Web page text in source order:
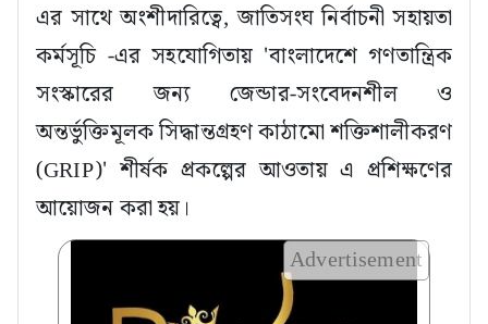
এর সাথে অংশীদারিত্বে, জাতিসংঘ নির্বাচনী সহায়তা
কর্মসূচি -এর সহযোগিতায় 'বাংলাদেশে গণতান্ত্রিক
সংস্কারের জন্য জেন্ডার-সংবেদনশীল ও
অন্তর্ভুক্তিমূলক সিদ্ধান্তগ্রহণ কাঠামো শক্তিশালীকরণ
(GRIP)' শীর্ষক প্রকল্পের আওতায় এ প্রশিক্ষণের
আয়োজন করা হয়।
Advertisement